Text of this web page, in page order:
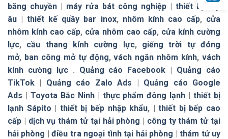
băng chuyền | máy rửa bát công nghiệp | thiết bị bếp
âu |thiết kế quầy bar inox, nhôm kính cao cấp, cửa
nhôm kính cao cấp, cửa nhôm cao cấp, cửa kính cường
lực, cầu thang kính cường lực, giếng trời tự đóng
mở, ban công mở tự động,vách ngăn nhôm kính,vách
kính cường lực. Quảng cáo Facebook | Quảng cáo
TikTok | Quảng cáo Zalo Ads | Quảng cáo Google
Ads | Toyota Bắc Ninh | thực phẩm đông lạnh |thiết bị
lạnh Sápito | thiết bị bếp nhập khẩu, |thiết bị bếp cao
cấp | dịch vụ thám tử tại hải phòng | công ty thám tử tại
hải phòng |điều tra ngoại tình tại hải phòng |thám tử uy